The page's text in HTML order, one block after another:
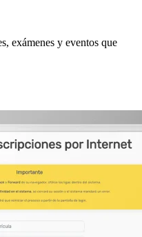
exámenes y eventos que